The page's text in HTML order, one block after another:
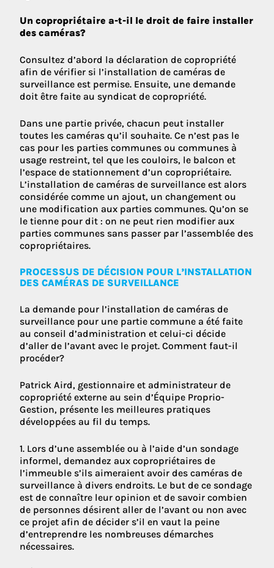
Un copropriétaire a-t-il le droit de faire installer
des caméras?
Consultez d’abord la déclaration de copropriété
afin de vérifier si l’installation de caméras de
surveillance est permise. Ensuite, une demande
doit être faite au syndicat de copropriété.
Dans une partie privée, chacun peut installer
toutes les caméras qu’il souhaite. Ce n’est pas le
cas pour les parties communes ou communes à
usage restreint, tel que les couloirs, le balcon et
l’espace de stationnement d’un copropriétaire.
L’installation de caméras de surveillance est alors
considérée comme un ajout, un changement ou
une modification aux parties communes. Qu’on se
le tienne pour dit : on ne peut rien modifier aux
parties communes sans passer par l’assemblée des
copropriétaires.
PROCESSUS DE DÉCISION POUR L’INSTALLATION
DES CAMÉRAS DE SURVEILLANCE
La demande pour l’installation de caméras de
surveillance pour une partie commune a été faite
au conseil d’administration et celui-ci décide
d’aller de l’avant avec le projet. Comment faut-il
procéder?
Patrick Aird, gestionnaire et administrateur de
copropriété externe au sein d’Équipe Proprio-
Gestion, présente les meilleures pratiques
développées au fil du temps.
1. Lors d’une assemblée ou à l’aide d’un sondage
informel, demandez aux copropriétaires de
l’immeuble s’ils aimeraient avoir des caméras de
surveillance à divers endroits. Le but de ce sondage
est de connaître leur opinion et de savoir combien
de personnes désirent aller de l’avant ou non avec
ce projet afin de décider s’il en vaut la peine
d’entreprendre les nombreuses démarches
nécessaires.